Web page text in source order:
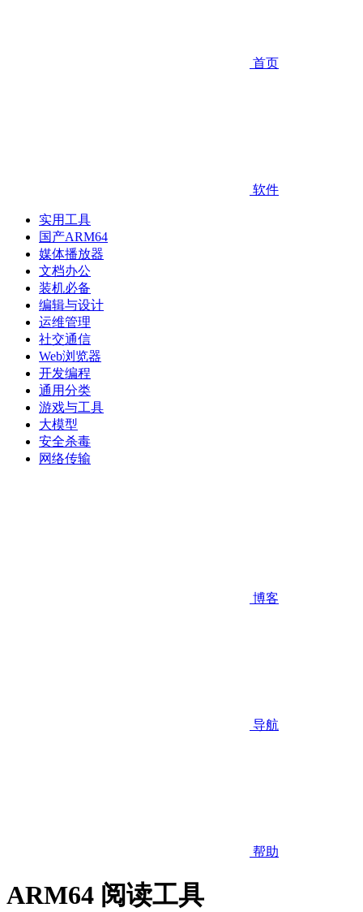
首页
软件
实用工具
国产ARM64
媒体播放器
文档办公
装机必备
编辑与设计
运维管理
社交通信
Web浏览器
开发编程
通用分类
游戏与工具
大模型
安全杀毒
网络传输
博客
导航
帮助
ARM64 阅读工具